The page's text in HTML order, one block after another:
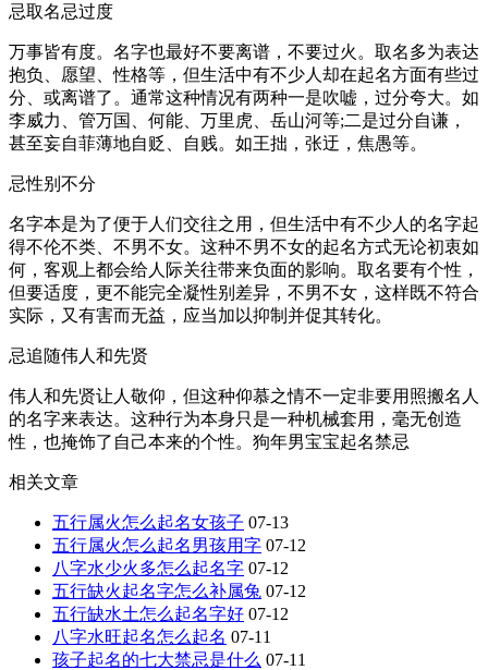
忌取名忌过度
万事皆有度。名字也最好不要离谱，不要过火。取名多为表达
抱负、愿望、性格等，但生活中有不少人却在起名方面有些过
分、或离谱了。通常这种情况有两种一是吹嘘，过分夸大。如
李威力、管万国、何能、万里虎、岳山河等;二是过分自谦，
甚至妄自菲薄地自贬、自贱。如王拙，张迂，焦愚等。
忌性别不分
名字本是为了便于人们交往之用，但生活中有不少人的名字起
得不伦不类、不男不女。这种不男不女的起名方式无论初衷如
何，客观上都会给人际关往带来负面的影响。取名要有个性，
但要适度，更不能完全凝性别差异，不男不女，这样既不符合
实际，又有害而无益，应当加以抑制并促其转化。
忌追随伟人和先贤
伟人和先贤让人敬仰，但这种仰慕之情不一定非要用照搬名人
的名字来表达。这种行为本身只是一种机械套用，毫无创造
性，也掩饰了自己本来的个性。狗年男宝宝起名禁忌
相关文章
五行属火怎么起名女孩子 07-13
五行属火怎么起名男孩用字 07-12
八字水少火多怎么起名字 07-12
五行缺火起名字怎么补属兔 07-12
五行缺水土怎么起名字好 07-12
八字水旺起名怎么起名 07-11
孩子起名的七大禁忌是什么 07-11